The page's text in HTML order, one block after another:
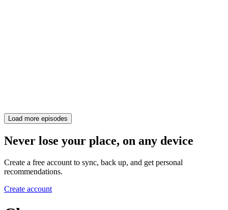
Load more episodes
Never lose your place, on any device
Create a free account to sync, back up, and get personal
recommendations.
Create account